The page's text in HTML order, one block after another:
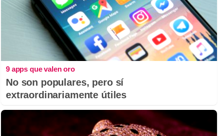
9 apps que valen oro
No son populares, pero sí
extraordinariamente útiles